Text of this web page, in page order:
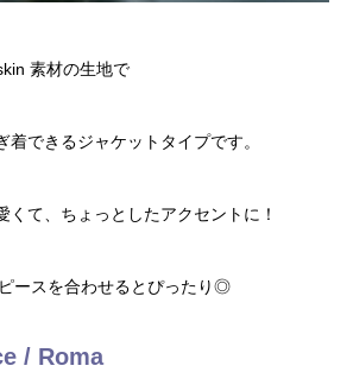
素材の生地で
着できるジャケットタイプです。
くて、ちょっとしたアクセントに！
ースを合わせるとぴったり◎
/ Roma